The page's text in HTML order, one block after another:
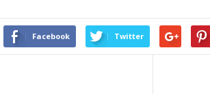
Facebook Twitter